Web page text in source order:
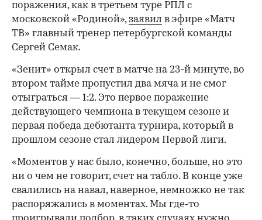
поражения, как в третьем туре РПЛ с
московской «Родиной»,заявил в эфире «Матч
ТВ» главный тренер петербургской команды
Сергей Семак.
«Зенит» открыл счет в матче на 23-й минуте, во
втором тайме пропустил два мяча и не смог
отыграться — 1:2. Это первое поражение
действующего чемпиона в текущем сезоне и
первая победа дебютанта турнира, который в
прошлом сезоне стал лидером Первой лиги.
«Моментов у нас было, конечно, больше, но это
ни о чем не говорит, счет на табло. В конце уже
свалились на навал, наверное, немножко не так
распоряжались в моментах. Мы где‑то